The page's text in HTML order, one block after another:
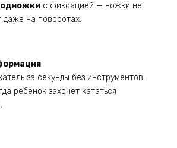
с фиксацией — ножки не
даже на поворотах.
за секунды без инструментов.
ребёнок захочет кататься